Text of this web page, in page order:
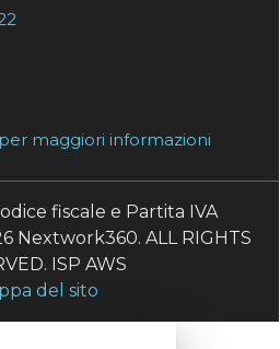
maggiori informazioni
fiscale e Partita IVA
Nextwork360. ALL RIGHTS
ISP AWS
del sito